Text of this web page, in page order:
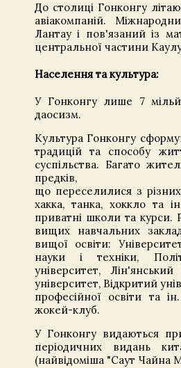
До столиці Гонконгу
авіакомпаній.
Лантау і пов'язаний із
центральної частини
Населення та культура:
У Гонконгу лише 7
даосизм.
Культура Гонконгу
традицій та способу
суспільства. Багато
предків,
що переселилися з
хакка, танка, хоккло та
приватні школи та курси.
вищих навчальних
вищої освіти:
науки і техніки,
університет,
університет, Відкритий
професійної освіти та
жокей-клуб.
У Гонконгу видаються
періодичних видань
(найвідоміша "Саут Чайна